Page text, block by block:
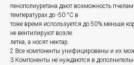
пенополиуретана дают возможность
температурах до -50 °C в
тоже время используется до 50% меньше
не вентилируют возле
летка, а носят нектар.
2 Все компоненты унифицированы и их
3 Компоненты не нуждаются в